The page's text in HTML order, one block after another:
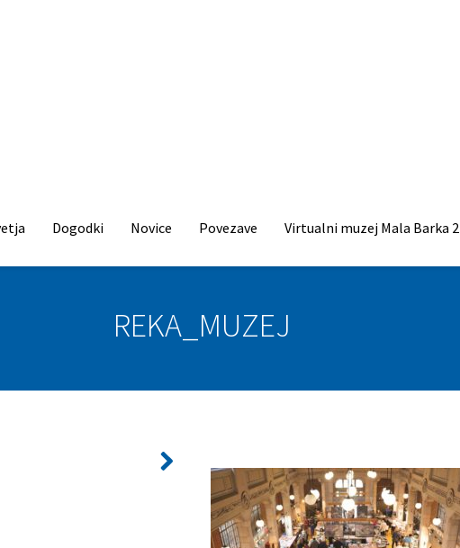
Dogodki Novice Povezave Virtualni muzej Mala Barka 2
REKA_MUZEJ